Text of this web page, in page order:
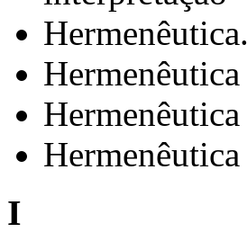
I